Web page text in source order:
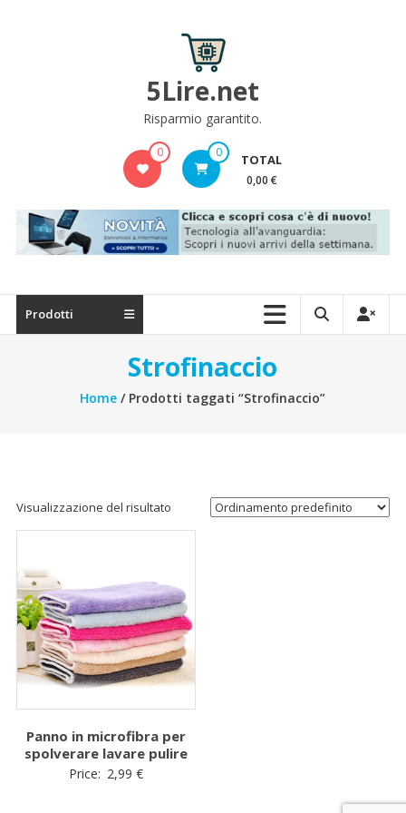
5Lire.net
Risparmio garantito.
0 0 TOTAL
0,00 €
Prodotti
Strofinaccio
Home / Prodotti taggati “Strofinaccio”
Visualizzazione del risultato
Panno in microfibra per
spolverare lavare pulire
Price: 2,99 €